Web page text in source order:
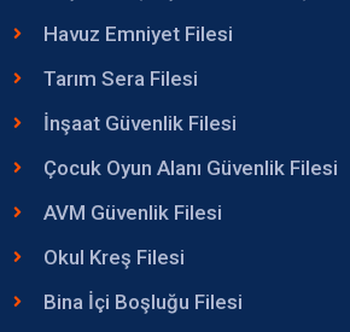
Havuz Emniyet Filesi
Tarım Sera Filesi
İnşaat Güvenlik Filesi
Çocuk Oyun Alanı Güvenlik Filesi
AVM Güvenlik Filesi
Okul Kreş Filesi
Bina İçi Boşluğu Filesi